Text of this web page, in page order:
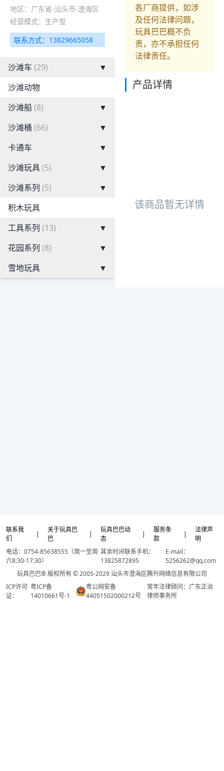
地区：广东省-汕头市-澄海区
经营模式：生产型
联系方式：13829665058
沙滩车 (29)
▼
沙滩动物
沙滩船(8)
▼
沙滩桶 (66)
▼
卡通车
▼
沙滩玩具(5)
▼
沙滩系列 (5)
▼
积木玩具
工具系列 (13)
▼
花园系列 (8)
▼
雪地玩具
▼
各厂商提供，如涉
及任何法律问题，
玩具巴巴概不负
责，亦不承担任何
法律责任。
产品详情
该商品暂无详情
联系我
们
|
关于玩具巴
巴
|
玩具巴巴动
态
|
服务条
款
|
法律声
明
电话：0754-85638555（周一至周
六8:30-17:30）
其余时间联系手机：
13825872895
E-mail：
5256262@qq.com
玩具巴巴® 版权所有 © 2005-2029 汕头市澄海区腾升网络信息有限公司
ICP许可
证：
粤ICP备
14010661号-1
粤公网安备
44051502000212号
常年法律顾问：广东正治
律师事务所